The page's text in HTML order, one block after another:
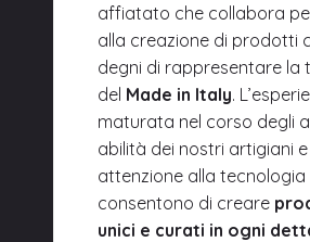
affiatato che collabora
alla creazione di prodotti
degni di rappresentare la
del Made in Italy.
maturata nel corso degli
abilità dei nostri artigiani
attenzione alla tecnologia
consentono di creare
unici e curati in ogni